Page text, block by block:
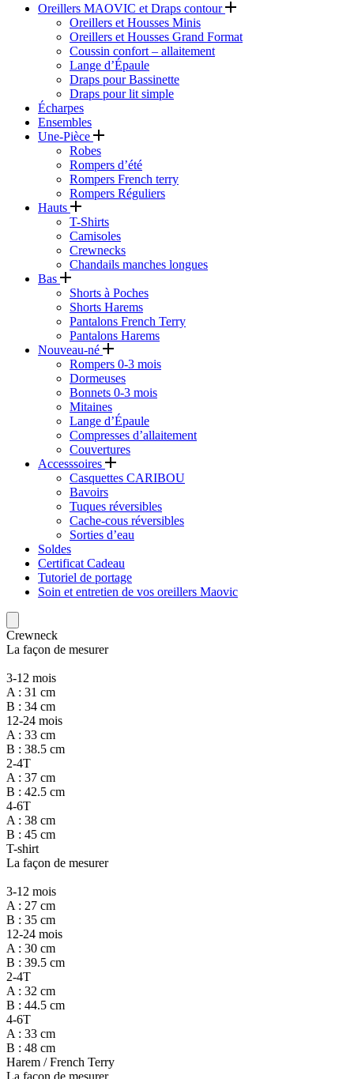
Oreillers MAOVIC et Draps contour
Oreillers et Housses Minis
Oreillers et Housses Grand Format
Coussin confort – allaitement
Lange d’Épaule
Draps pour Bassinette
Draps pour lit simple
Écharpes
Ensembles
Une-Pièce
Robes
Rompers d’été
Rompers French terry
Rompers Réguliers
Hauts
T-Shirts
Camisoles
Crewnecks
Chandails manches longues
Bas
Shorts à Poches
Shorts Harems
Pantalons French Terry
Pantalons Harems
Nouveau-né
Rompers 0-3 mois
Dormeuses
Bonnets 0-3 mois
Mitaines
Lange d’Épaule
Compresses d’allaitement
Couvertures
Accesssoires
Casquettes CARIBOU
Bavoirs
Tuques réversibles
Cache-cous réversibles
Sorties d’eau
Soldes
Certificat Cadeau
Tutoriel de portage
Soin et entretien de vos oreillers Maovic
Crewneck
La façon de mesurer
3-12 mois
A : 31 cm
B : 34 cm
12-24 mois
A : 33 cm
B : 38.5 cm
2-4T
A : 37 cm
B : 42.5 cm
4-6T
A : 38 cm
B : 45 cm
T-shirt
La façon de mesurer
3-12 mois
A : 27 cm
B : 35 cm
12-24 mois
A : 30 cm
B : 39.5 cm
2-4T
A : 32 cm
B : 44.5 cm
4-6T
A : 33 cm
B : 48 cm
Harem / French Terry
La façon de mesurer